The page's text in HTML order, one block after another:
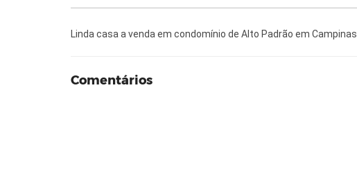
Linda casa a venda em condomínio de Alto Padrão em Campinas.
Comentários